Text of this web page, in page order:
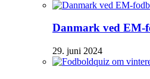
Danmark ved EM-
29. juni 2024